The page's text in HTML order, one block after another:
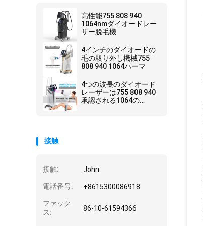
高性能755 808 940
1064nmダイオードレー
ザー脱毛機
4インチのダイオードの
毛の取り外し機械755
808 940 1064パーマ
4つの波長のダイオード
レーザーは755 808 940
承認される1064の
接触
接触: John
電話番号: +8615300086918
ファック
ス:
86-10-61594366